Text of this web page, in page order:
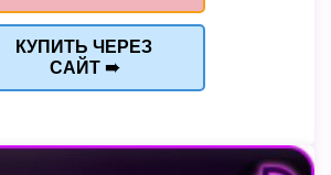
КУПИТЬ ЧЕРЕЗ
САЙТ ➠